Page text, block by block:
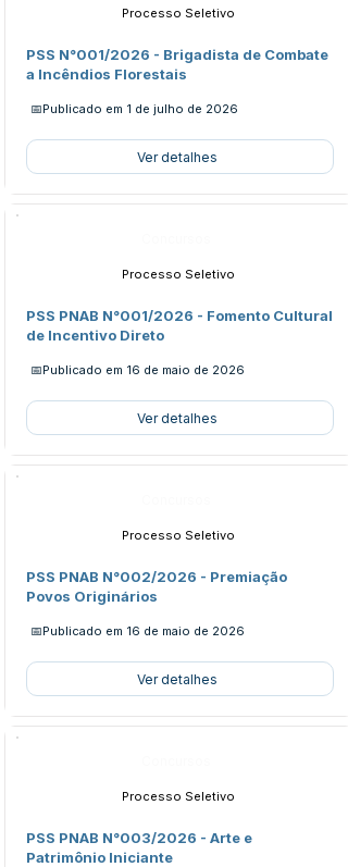
Processo Seletivo
PSS N°001/2026 - Brigadista de Combate
a Incêndios Florestais
📅Publicado em 1 de julho de 2026
Ver detalhes
Processo Seletivo
PSS PNAB N°001/2026 - Fomento Cultural
de Incentivo Direto
📅Publicado em 16 de maio de 2026
Ver detalhes
Processo Seletivo
PSS PNAB N°002/2026 - Premiação
Povos Originários
📅Publicado em 16 de maio de 2026
Ver detalhes
Processo Seletivo
PSS PNAB N°003/2026 - Arte e
Patrimônio Iniciante